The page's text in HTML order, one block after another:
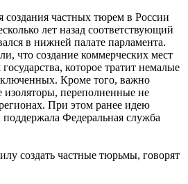
создания частных тюрем в России
лет назад соответствующий
в нижней палате парламента.
что создание коммерческих мест
которое тратит немалые
Кроме того, важно
изоляторы, переполненные не
При этом ранее идею
Федеральная служба
создать частные тюрьмы, говорят